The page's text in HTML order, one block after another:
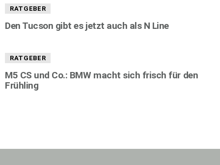
RATGEBER
Den Tucson gibt es jetzt auch als N Line
RATGEBER
M5 CS und Co.: BMW macht sich frisch für den
Frühling